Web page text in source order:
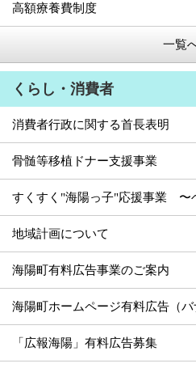
高額療養費制度
一覧
くらし・消費者
消費者行政に関する首長表明
骨髄等移植ドナー支援事業
地域計画について
海陽町有料広告事業のご案内
海陽町ホームページ有料広告（
「広報海陽」有料広告募集